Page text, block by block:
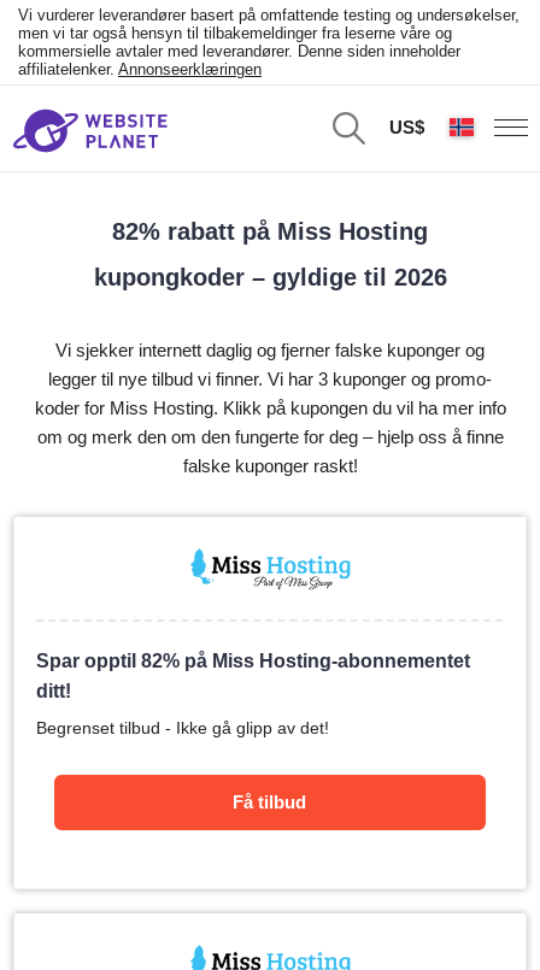
Vi vurderer leverandører basert på omfattende testing og undersøkelser,
men vi tar også hensyn til tilbakemeldinger fra leserne våre og
kommersielle avtaler med leverandører. Denne siden inneholder
affiliatelenker. Annonseerklæringen
US$
82% rabatt på Miss Hosting
kupongkoder – gyldige til 2026
Vi sjekker internett daglig og fjerner falske kuponger og
legger til nye tilbud vi finner. Vi har 3 kuponger og promo-
koder for Miss Hosting. Klikk på kupongen du vil ha mer info
om og merk den om den fungerte for deg – hjelp oss å finne
falske kuponger raskt!
Spar opptil 82% på Miss Hosting-abonnementet
ditt!
Begrenset tilbud - Ikke gå glipp av det!
Få tilbud